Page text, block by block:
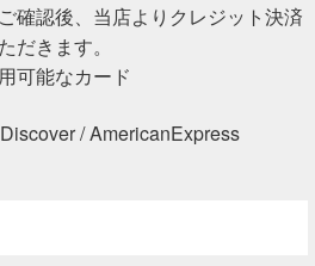
確認後、当店よりクレジット決済
だきます。
可能なカード
/ AmericanExpress